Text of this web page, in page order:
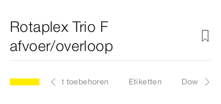
Rotaplex Trio F
afvoer/overloop
Lijst met toebehoren Etiketten